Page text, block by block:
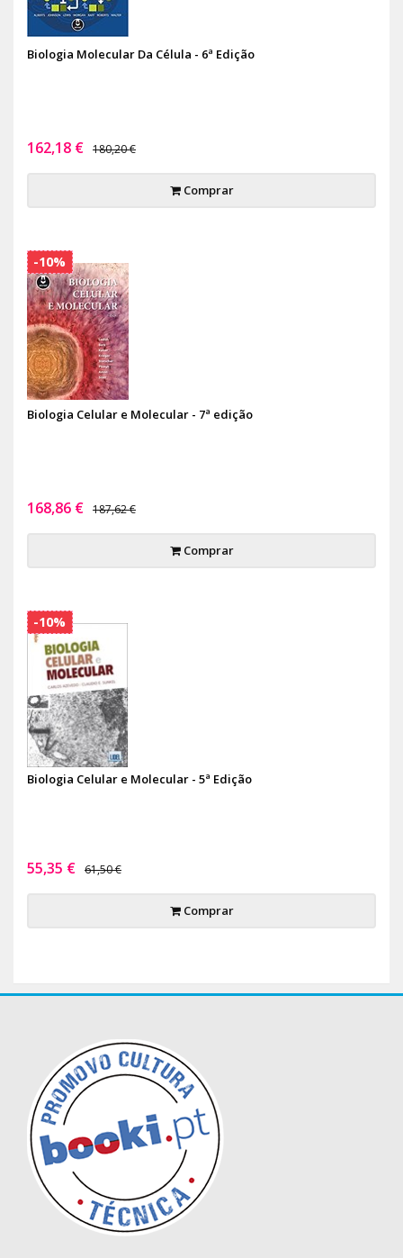
Biologia Molecular Da Célula - 6ª Edição
162,18 € 180,20 €
Comprar
Biologia Celular e Molecular - 7ª edição
168,86 € 187,62 €
Comprar
-10%
Biologia Celular e Molecular - 5ª Edição
55,35 € 61,50 €
Comprar
-10%